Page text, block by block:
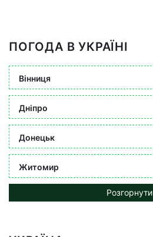
ПОГОДА В УКРАЇНІ
Вінниця
Дніпро
Донецьк
Житомир
Розгорнути